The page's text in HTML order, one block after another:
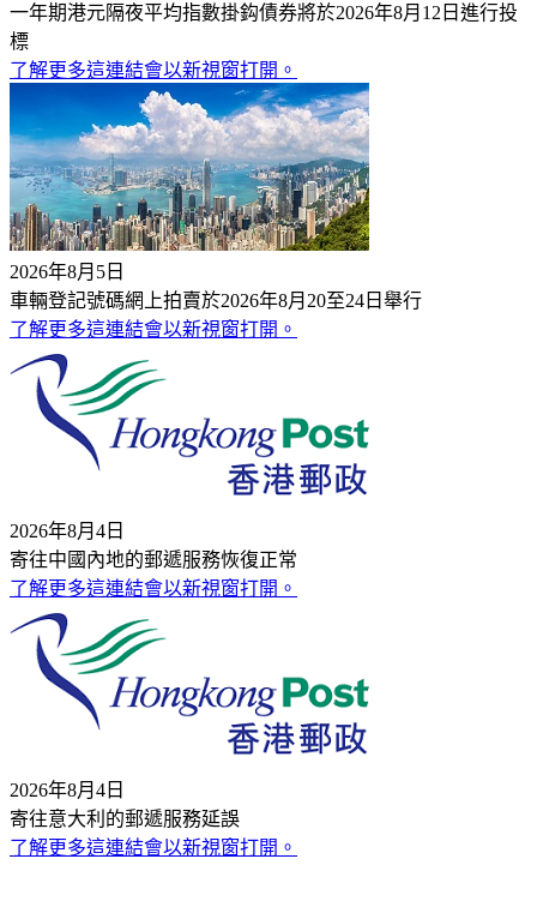
一年期港元隔夜平均指數掛鈎債券將於2026年8月12日進行投
標
了解更多這連結會以新視窗打開。
2026年8月5日
車輛登記號碼網上拍賣於2026年8月20至24日舉行
了解更多這連結會以新視窗打開。
2026年8月4日
寄往中國內地的郵遞服務恢復正常
了解更多這連結會以新視窗打開。
2026年8月4日
寄往意大利的郵遞服務延誤
了解更多這連結會以新視窗打開。